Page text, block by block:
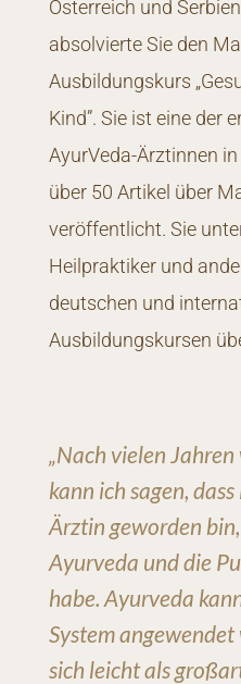
Österreich und
absolvierte Sie den
Ausbildungskurs
Kind”. Sie ist eine der
AyurVeda-Ärztinnen
über 50 Artikel über
veröffentlicht. Sie
Heilpraktiker und
deutschen und
Ausbildungskursen
„Nach vielen
kann ich sagen,
Ärztin geworden
Ayurveda und die
habe. Ayurveda
System angewendet
sich leicht als